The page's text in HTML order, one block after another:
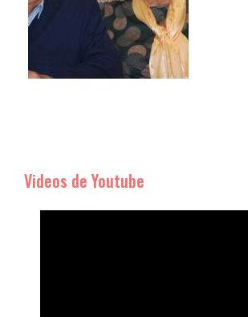
Videos de Youtube